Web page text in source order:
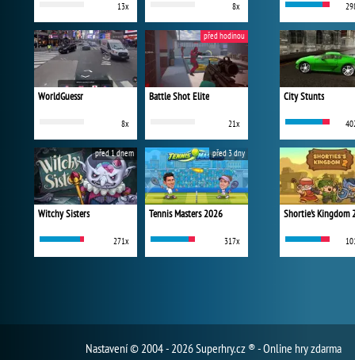
13x 8x
WorldGuessr
8x
Battle Shot Elite
21x
před hodinou
Witchy Sisters
271x
před 1 dnem
Tennis Masters 2026
317x
před 3 dny
City Stunts
Shortie's Kingdom
Nastavení© 2004 - 2026 Superhry.cz ® - Online hry zdarma